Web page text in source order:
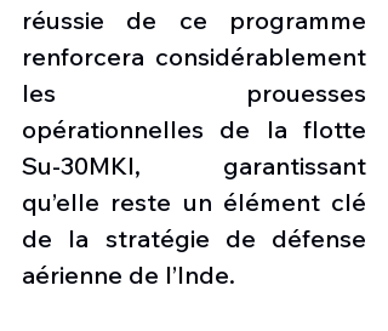
réussie de ce programme
renforcera considérablement
les prouesses
opérationnelles de la flotte
Su-30MKI, garantissant
qu’elle reste un élément clé
de la stratégie de défense
aérienne de l’Inde.